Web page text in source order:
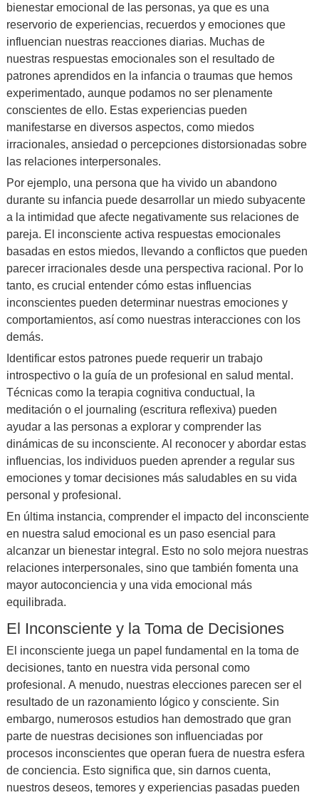
bienestar emocional de las personas, ya que es una
reservorio de experiencias, recuerdos y emociones que
influencian nuestras reacciones diarias. Muchas de
nuestras respuestas emocionales son el resultado de
patrones aprendidos en la infancia o traumas que hemos
experimentado, aunque podamos no ser plenamente
conscientes de ello. Estas experiencias pueden
manifestarse en diversos aspectos, como miedos
irracionales, ansiedad o percepciones distorsionadas sobre
las relaciones interpersonales.
Por ejemplo, una persona que ha vivido un abandono
durante su infancia puede desarrollar un miedo subyacente
a la intimidad que afecte negativamente sus relaciones de
pareja. El inconsciente activa respuestas emocionales
basadas en estos miedos, llevando a conflictos que pueden
parecer irracionales desde una perspectiva racional. Por lo
tanto, es crucial entender cómo estas influencias
inconscientes pueden determinar nuestras emociones y
comportamientos, así como nuestras interacciones con los
demás.
Identificar estos patrones puede requerir un trabajo
introspectivo o la guía de un profesional en salud mental.
Técnicas como la terapia cognitiva conductual, la
meditación o el journaling (escritura reflexiva) pueden
ayudar a las personas a explorar y comprender las
dinámicas de su inconsciente. Al reconocer y abordar estas
influencias, los individuos pueden aprender a regular sus
emociones y tomar decisiones más saludables en su vida
personal y profesional.
En última instancia, comprender el impacto del inconsciente
en nuestra salud emocional es un paso esencial para
alcanzar un bienestar integral. Esto no solo mejora nuestras
relaciones interpersonales, sino que también fomenta una
mayor autoconciencia y una vida emocional más
equilibrada.
El Inconsciente y la Toma de Decisiones
El inconsciente juega un papel fundamental en la toma de
decisiones, tanto en nuestra vida personal como
profesional. A menudo, nuestras elecciones parecen ser el
resultado de un razonamiento lógico y consciente. Sin
embargo, numerosos estudios han demostrado que gran
parte de nuestras decisiones son influenciadas por
procesos inconscientes que operan fuera de nuestra esfera
de conciencia. Esto significa que, sin darnos cuenta,
nuestros deseos, temores y experiencias pasadas pueden